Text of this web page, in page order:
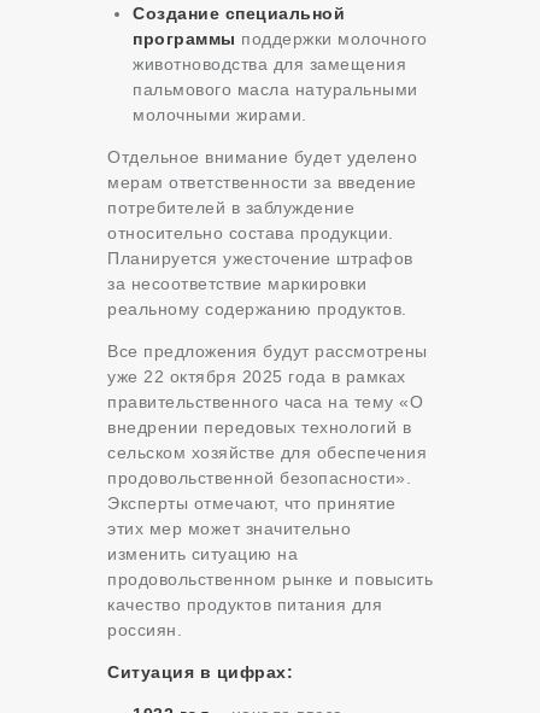
Создание специальной
программы поддержки молочного
животноводства для замещения
пальмового масла натуральными
молочными жирами.
Отдельное внимание будет уделено
мерам ответственности за введение
потребителей в заблуждение
относительно состава продукции.
Планируется ужесточение штрафов
за несоответствие маркировки
реальному содержанию продуктов.
Все предложения будут рассмотрены
уже 22 октября 2025 года в рамках
правительственного часа на тему «О
внедрении передовых технологий в
сельском хозяйстве для обеспечения
продовольственной безопасности».
Эксперты отмечают, что принятие
этих мер может значительно
изменить ситуацию на
продовольственном рынке и повысить
качество продуктов питания для
россиян.
Ситуация в цифрах: